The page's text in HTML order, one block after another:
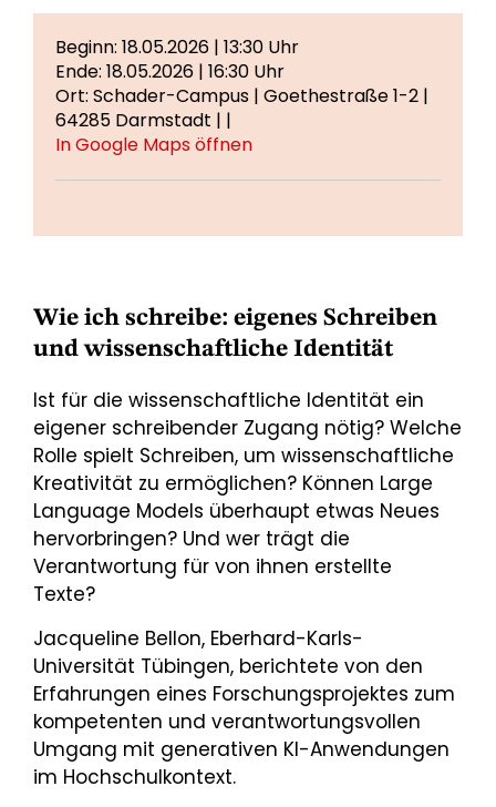
Beginn: 18.05.2026 | 13:30 Uhr
Ende: 18.05.2026 | 16:30 Uhr
Ort: Schader-Campus | Goethestraße 1-2 |
64285 Darmstadt | |
In Google Maps öffnen
Wie ich schreibe: eigenes Schreiben
und wissenschaftliche Identität
Ist für die wissenschaftliche Identität ein
eigener schreibender Zugang nötig? Welche
Rolle spielt Schreiben, um wissenschaftliche
Kreativität zu ermöglichen? Können Large
Language Models überhaupt etwas Neues
hervorbringen? Und wer trägt die
Verantwortung für von ihnen erstellte
Texte?
Jacqueline Bellon, Eberhard-Karls-
Universität Tübingen, berichtete von den
Erfahrungen eines Forschungsprojektes zum
kompetenten und verantwortungsvollen
Umgang mit generativen KI-Anwendungen
im Hochschulkontext.